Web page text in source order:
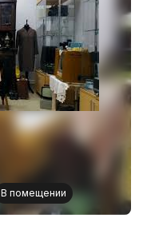
В помещении